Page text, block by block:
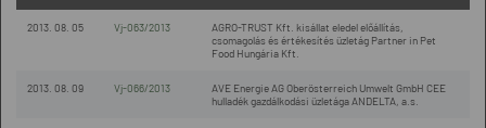
2013. 08. 05 Vj-063/2013
AGRO-TRUST Kft. kisállat eledel előállítás,
csomagolás és értékesítés üzletág Partner in Pet
Food Hungária Kft.
2013. 08. 09 Vj-066/2013
AVE Energie AG Oberösterreich Umwelt GmbH CEE
hulladék gazdálkodási üzletága ANDELTA, a.s.